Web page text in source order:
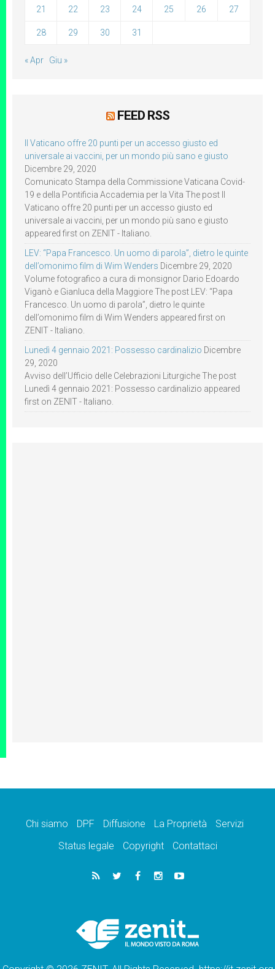
21 22 23 24 25 26 27
28 29 30 31
« Apr Giu »
FEED RSS
Il Vaticano offre 20 punti per un accesso giusto ed
universale ai vaccini, per un mondo più sano e giusto
Dicembre 29, 2020
Comunicato Stampa della Commissione Vaticana Covid-
19 e della Pontificia Accademia per la Vita The post Il
Vaticano offre 20 punti per un accesso giusto ed
universale ai vaccini, per un mondo più sano e giusto
appeared first on ZENIT - Italiano.
LEV: “Papa Francesco. Un uomo di parola”, dietro le quinte
dell’omonimo film di Wim Wenders Dicembre 29, 2020
Volume fotografico a cura di monsignor Dario Edoardo
Viganò e Gianluca della Maggiore The post LEV: “Papa
Francesco. Un uomo di parola”, dietro le quinte
dell’omonimo film di Wim Wenders appeared first on
ZENIT - Italiano.
Lunedì 4 gennaio 2021: Possesso cardinalizio Dicembre
29, 2020
Avviso dell’Ufficio delle Celebrazioni Liturgiche The post
Lunedì 4 gennaio 2021: Possesso cardinalizio appeared
first on ZENIT - Italiano.
Chi siamo DPF Diffusione La Proprietà
Servizi
Status legale
Copyright Contattaci